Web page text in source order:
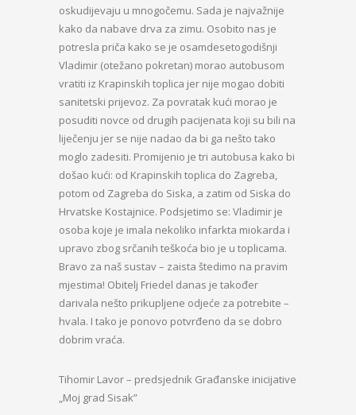
oskudijevaju u mnogočemu. Sada je najvažnije
kako da nabave drva za zimu. Osobito nas je
potresla priča kako se je osamdesetogodišnji
Vladimir (otežano pokretan) morao autobusom
vratiti iz Krapinskih toplica jer nije mogao dobiti
sanitetski prijevoz. Za povratak kući morao je
posuditi novce od drugih pacijenata koji su bili na
liječenju jer se nije nadao da bi ga nešto tako
moglo zadesiti. Promijenio je tri autobusa kako bi
došao kući: od Krapinskih toplica do Zagreba,
potom od Zagreba do Siska, a zatim od Siska do
Hrvatske Kostajnice. Podsjetimo se: Vladimir je
osoba koje je imala nekoliko infarkta miokarda i
upravo zbog srčanih teškoća bio je u toplicama.
Bravo za naš sustav – zaista štedimo na pravim
mjestima! Obitelj Friedel danas je također
darivala nešto prikupljene odjeće za potrebite –
hvala. I tako je ponovo potvrđeno da se dobro
dobrim vraća.
Tihomir Lavor – predsjednik Građanske inicijative
„Moj grad Sisak”